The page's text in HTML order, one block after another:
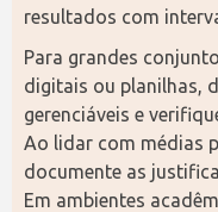
resultados com
Para grandes
digitais ou planilhas,
gerenciáveis e
Ao lidar com médias
documente as
Em ambientes